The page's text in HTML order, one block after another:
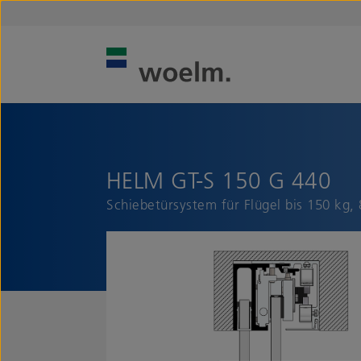
HELM GT-S 150 G 440
Schiebetürsystem für Flügel bis 150